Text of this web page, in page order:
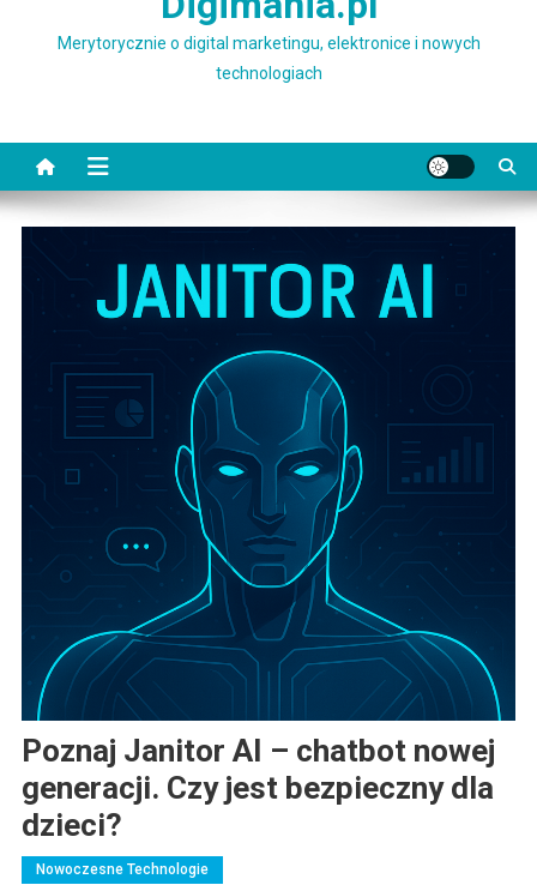
Merytorycznie o digital marketingu, elektronice i nowych
technologiach
Poznaj Janitor AI – chatbot nowej
generacji. Czy jest bezpieczny dla
dzieci?
Nowoczesne Technologie